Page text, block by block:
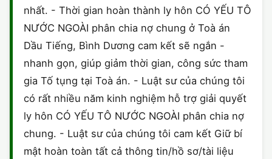
nhất. - Thời gian hoàn thành ly hôn CÓ YẾU TÔ
NƯỚC NGOÀI phân chia nợ chung ở Toà án
Dầu Tiếng, Bình Dương cam kết sẽ ngắn -
nhanh gọn, giúp giảm thời gian, công sức tham
gia Tố tụng tại Toà án. - Luật sư của chúng tôi
có rất nhiều năm kinh nghiệm hỗ trợ giải quyết
ly hôn CÓ YẾU TÔ NƯỚC NGOÀI phân chia nợ
chung. - Luật sư của chúng tôi cam kết Giữ bí
mật hoàn toàn tất cả thông tin/hồ sơ/tài liệu